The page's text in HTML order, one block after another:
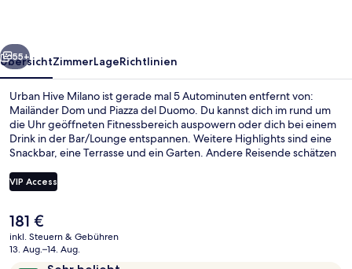
Weiter
55+
ÜbersichtZimmerLageRichtlinien
Urban Hive Milano ist gerade mal 5 Autominuten entfernt von:
Mailänder Dom und Piazza del Duomo. Du kannst dich im rund um
die Uhr geöffneten Fitnessbereich auspowern oder dich bei einem
Drink in der Bar/Lounge entspannen. Weitere Highlights sind eine
Snackbar, eine Terrasse und ein Garten. Andere Reisende schätzen
Metrostation Moscova sind es nur wenige Schritte und zur
Straßenbahnhaltestelle Arena sind es 5 Gehminuten.
VIP Access
Der
aktuelle
Preis
181 €
inkl. Steuern & Gebühren
13. Aug.–14. Aug.